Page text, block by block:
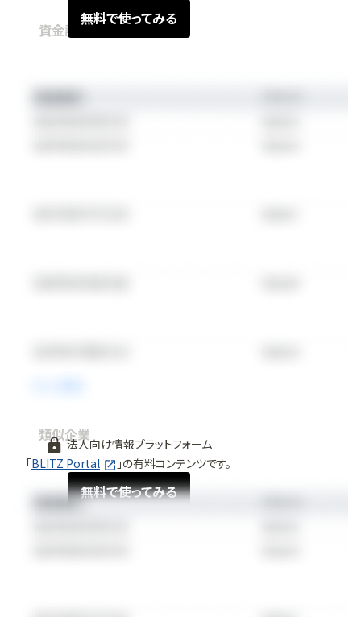
無料で使ってみる
資金調達情報
法人向け情報プラットフォーム
「BLITZ Portal 」の有料コンテンツです。
無料で使ってみる
類似企業